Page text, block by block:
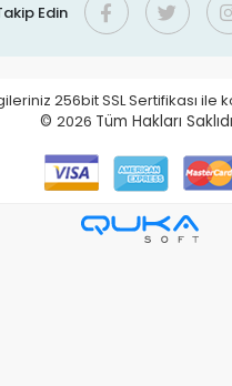
Edin
256bit SSL Sertifikası ile
©2026 Tüm Hakları